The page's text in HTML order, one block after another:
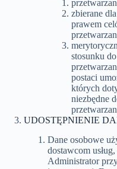
zbierane
prawem
stosunku
postaci
których
niezbędne
UDOSTĘPNIENIE
Dane osobowe
dostawcom
Administrator